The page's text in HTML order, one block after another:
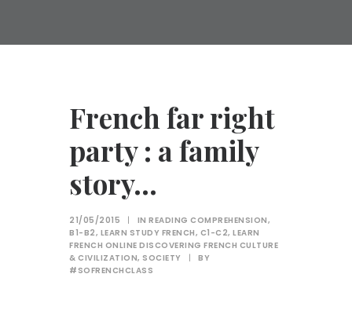
French far right
party : a family
story…
21/05/2015 | IN READING COMPREHENSION,
B1-B2, LEARN STUDY FRENCH, C1-C2, LEARN
FRENCH ONLINE DISCOVERING FRENCH CULTURE
& CIVILIZATION, SOCIETY |
BY
#SOFRENCHCLASS